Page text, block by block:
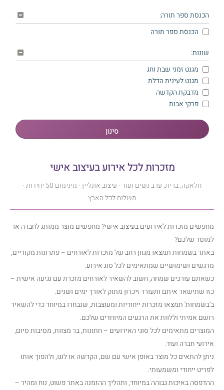
הכנסת ספר תורה:
הכנסת ספר תורה
שונות:
מגנט זמני שבת וחג
מגנט לעינית הדלת
מדבקת הקדשה
פרקי אבות
מזכרות לארועים שונים בעיצוב אישי
מזכרות לכל אירוע בעיצוב אישי
חלאקה, ברית, ערב נשים ועוד · עיצוב אונליין · מינימום 50 יחידות ·
משלוח לכל הארץ
מחפשים מזכרות לאירועים בעיצוב אישי? מחפשים מוצר ממותג לחברה או
למוסד שלכם?
באתר בשמחות תמצאו מגוון רחב של מזכרות לאורחים – פתרונות מקוריים,
מרגשים ושימושיים שמתאימים לכל סוג אירוע.
כשאתם עורכים שמחה, חשוב להשאיר לאורחים מזכרת עם נגיעה אישית –
כזו שתישאר איתם ותעורר זיכרון מתוק לאורך ימים ושנים.
ב'בשמחות' תמצאו מזכרות ייחודיות ומעוצבות, שנבחרו במיוחד כדי להשאיר
רושם אמיתי וללוות את הרגעים המיוחדים שלכם.
המוצרים מתאימים לכל סוגי האירועים – חתונות, בר מצוות, מסיבות סיום,
אירועי חברה ועוד.
ניתן להתאים כל מוצר באופן אישי עם שם, הקדשה או לוגו, ולהפוך אותו
לפריט ייחודי ומשמעותי.
ההדפסה באיכות גבוהה במיוחד, ותהליך ההזמנה באתר פשוט, נוח ומהיר –